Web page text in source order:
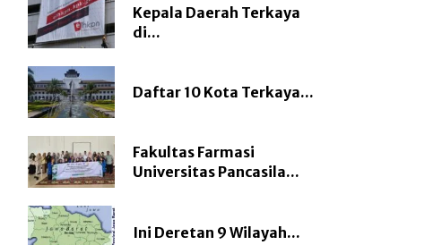
Kepala Daerah Terkaya
di...
Daftar 10 Kota Terkaya...
Fakultas Farmasi
Universitas Pancasila...
Ini Deretan 9 Wilayah...